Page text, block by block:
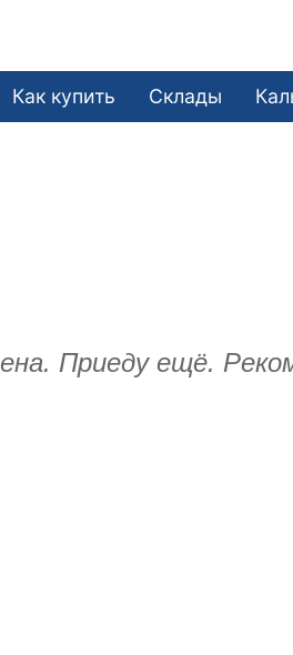
Как купить Склады
Приеду ещё.